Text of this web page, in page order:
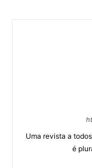
Uma revista a
é